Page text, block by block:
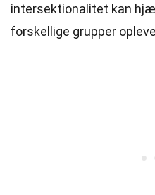
intersektionalitet kan
forskellige grupper